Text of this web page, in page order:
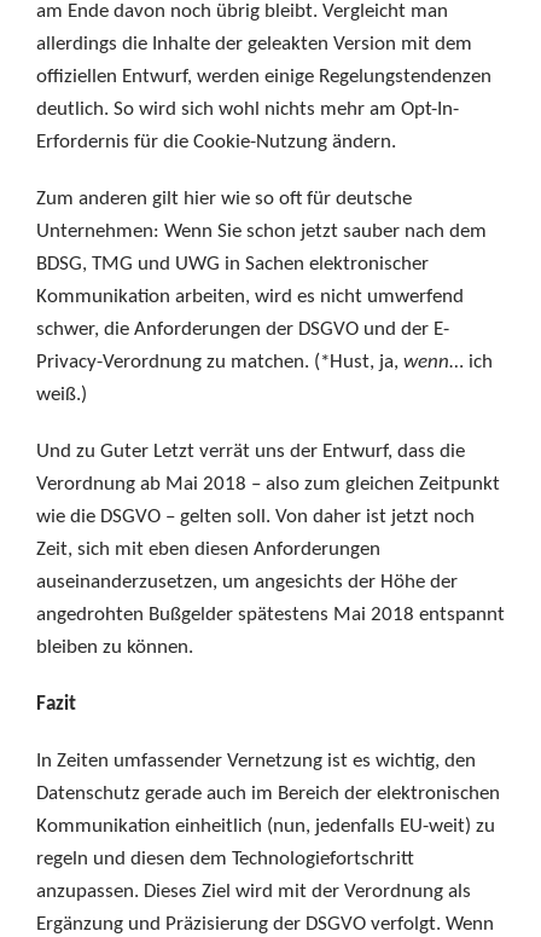
am Ende davon noch übrig bleibt. Vergleicht man
allerdings die Inhalte der geleakten Version mit dem
offiziellen Entwurf, werden einige Regelungstendenzen
deutlich. So wird sich wohl nichts mehr am Opt-In-
Erfordernis für die Cookie-Nutzung ändern.
Zum anderen gilt hier wie so oft für deutsche
Unternehmen: Wenn Sie schon jetzt sauber nach dem
BDSG, TMG und UWG in Sachen elektronischer
Kommunikation arbeiten, wird es nicht umwerfend
schwer, die Anforderungen der DSGVO und der E-
Privacy-Verordnung zu matchen. (*Hust, ja, wenn… ich
weiß.)
Und zu Guter Letzt verrät uns der Entwurf, dass die
Verordnung ab Mai 2018 – also zum gleichen Zeitpunkt
wie die DSGVO – gelten soll. Von daher ist jetzt noch
Zeit, sich mit eben diesen Anforderungen
auseinanderzusetzen, um angesichts der Höhe der
angedrohten Bußgelder spätestens Mai 2018 entspannt
bleiben zu können.
Fazit
In Zeiten umfassender Vernetzung ist es wichtig, den
Datenschutz gerade auch im Bereich der elektronischen
Kommunikation einheitlich (nun, jedenfalls EU-weit) zu
regeln und diesen dem Technologiefortschritt
anzupassen. Dieses Ziel wird mit der Verordnung als
Ergänzung und Präzisierung der DSGVO verfolgt. Wenn